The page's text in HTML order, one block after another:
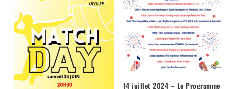
14 juillet 2024 – Le Programme